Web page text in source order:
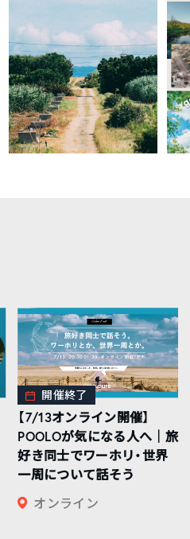
開催終了
【7/13オンライン開催】
POOLOが気になる人へ｜旅
好き同士でワーホリ・世界
一周について話そう
オンライン